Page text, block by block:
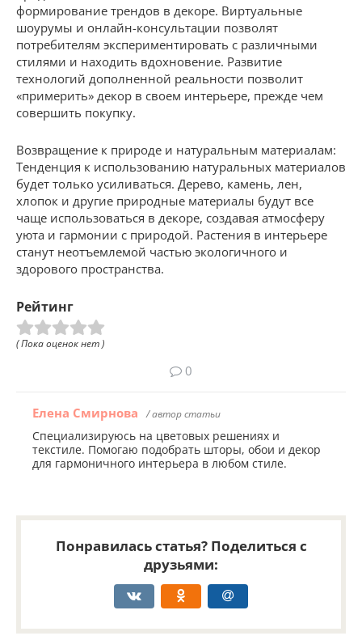
формирование трендов в декоре. Виртуальные
шоурумы и онлайн-консультации позволят
потребителям экспериментировать с различными
стилями и находить вдохновение. Развитие
технологий дополненной реальности позволит
«примерить» декор в своем интерьере, прежде чем
совершить покупку.
Возвращение к природе и натуральным материалам:
Тенденция к использованию натуральных материалов
будет только усиливаться. Дерево, камень, лен,
хлопок и другие природные материалы будут все
чаще использоваться в декоре, создавая атмосферу
уюта и гармонии с природой. Растения в интерьере
станут неотъемлемой частью экологичного и
здорового пространства.
Рейтинг
( Пока оценок нет )
0
Елена Смирнова / автор статьи
Специализируюсь на цветовых решениях и
текстиле. Помогаю подобрать шторы, обои и декор
для гармоничного интерьера в любом стиле.
Понравилась статья? Поделиться с
друзьями: